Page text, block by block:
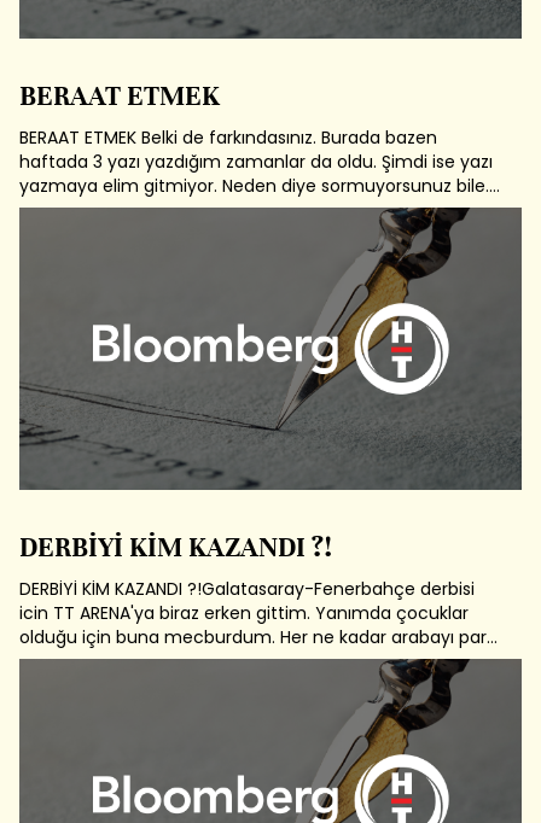
BERAAT ETMEK
BERAAT ETMEK Belki de farkındasınız. Burada bazen
haftada 3 yazı yazdığım zamanlar da oldu. Şimdi ise yazı
yazmaya elim gitmiyor. Neden diye sormuyorsunuz bile.
Farkındayım. Bizler 1980'lerde spor efsaneleriyle büyümüş
DERBİYİ KİM KAZANDI ?!
DERBİYİ KİM KAZANDI ?!Galatasaray-Fenerbahçe derbisi
icin TT ARENA'ya biraz erken gittim. Yanımda çocuklar
olduğu için buna mecburdum. Her ne kadar arabayı park
etmek, asansörle yukarı çıkmak fazla bir zahmet
istemese de, cocuklar ile dunyanın en önemli
derbilerinden birininseyretmek için Stadyuma...